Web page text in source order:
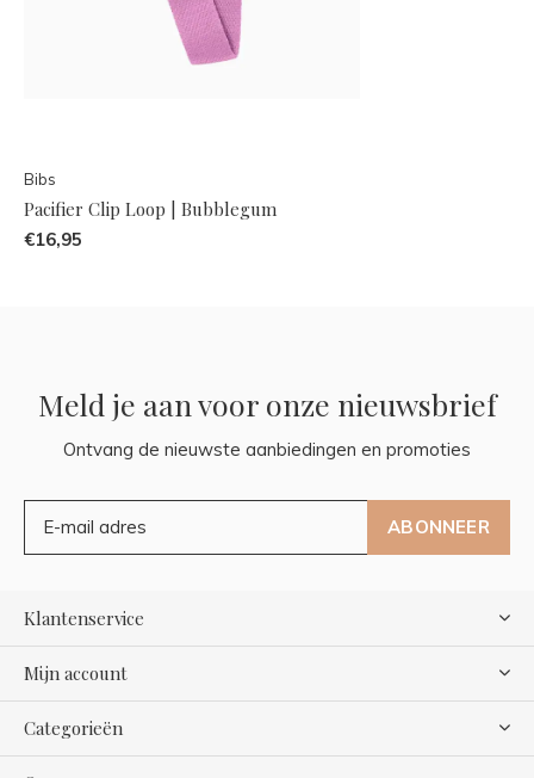
Bibs
Pacifier Clip Loop | Bubblegum
€16,95
Meld je aan voor onze nieuwsbrief
Ontvang de nieuwste aanbiedingen en promoties
ABONNEER
Klantenservice
Mijn account
Categorieën